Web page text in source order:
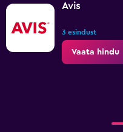
Avis
3 esindust
Vaata hindu